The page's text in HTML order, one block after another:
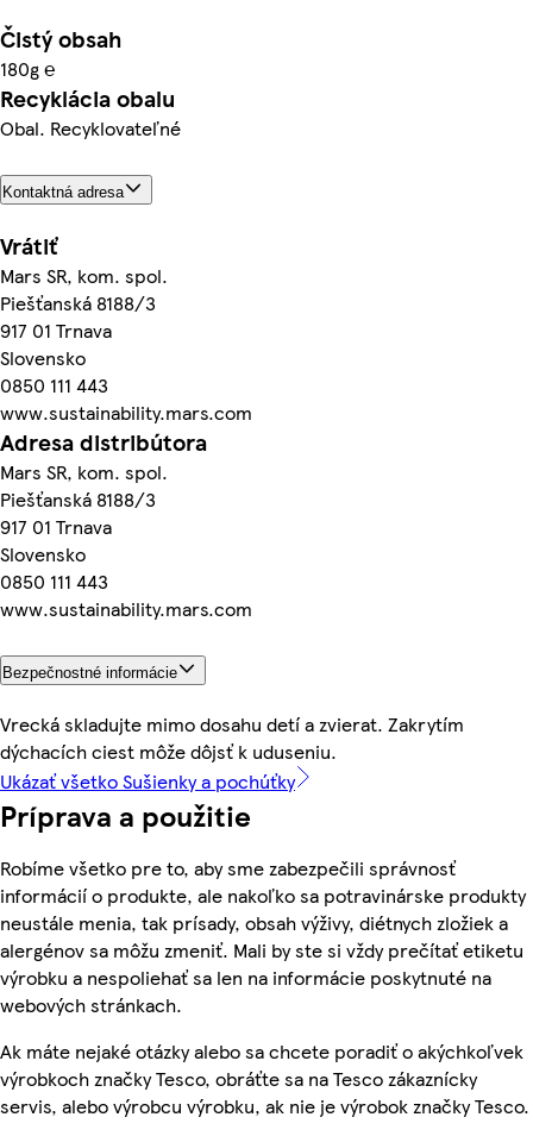
Čistý obsah
180g ℮
Recyklácia obalu
Obal. Recyklovateľné
Kontaktná adresa
Vrátiť
Mars SR, kom. spol.
Piešťanská 8188/3
917 01 Trnava
Slovensko
0850 111 443
www.sustainability.mars.com
Adresa distribútora
Mars SR, kom. spol.
Piešťanská 8188/3
917 01 Trnava
Slovensko
0850 111 443
www.sustainability.mars.com
Bezpečnostné informácie
Vrecká skladujte mimo dosahu detí a zvierat. Zakrytím
dýchacích ciest môže dôjsť k uduseniu.
Ukázať všetko Sušienky a pochúťky
Príprava a použitie
Robíme všetko pre to, aby sme zabezpečili správnosť
informácií o produkte, ale nakoľko sa potravinárske produkty
neustále menia, tak prísady, obsah výživy, diétnych zložiek a
alergénov sa môžu zmeniť. Mali by ste si vždy prečítať etiketu
výrobku a nespoliehať sa len na informácie poskytnuté na
webových stránkach.
Ak máte nejaké otázky alebo sa chcete poradiť o akýchkoľvek
výrobkoch značky Tesco, obráťte sa na Tesco zákaznícky
servis, alebo výrobcu výrobku, ak nie je výrobok značky Tesco.